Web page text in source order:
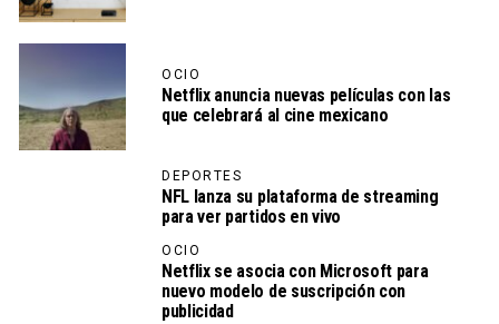
OCIO
Netflix anuncia nuevas películas con las
que celebrará al cine mexicano
DEPORTES
NFL lanza su plataforma de streaming
para ver partidos en vivo
OCIO
Netflix se asocia con Microsoft para
nuevo modelo de suscripción con
publicidad